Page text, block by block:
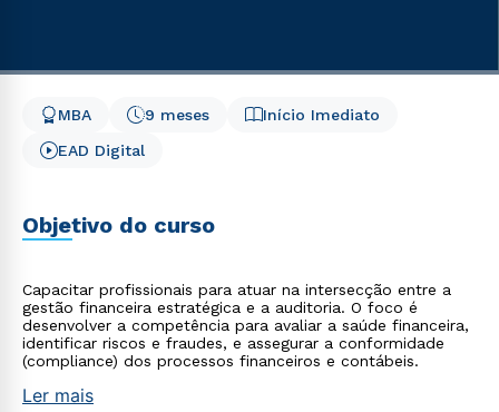
Início Imediato
9 meses
MBA
EAD Digital
Objetivo do curso
Capacitar profissionais para atuar na intersecção entre a
gestão financeira estratégica e a auditoria. O foco é
desenvolver a competência para avaliar a saúde financeira,
identificar riscos e fraudes, e assegurar a conformidade
(compliance) dos processos financeiros e contábeis.
Ler mais